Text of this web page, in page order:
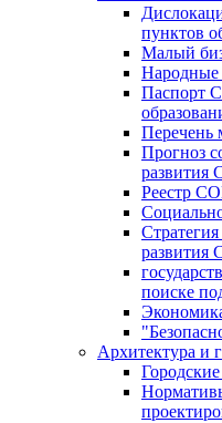
пунктов
Малый
Паспорт
Перечень
Прогноз
Реестр
развития
поиске
Архитектура и
Городские